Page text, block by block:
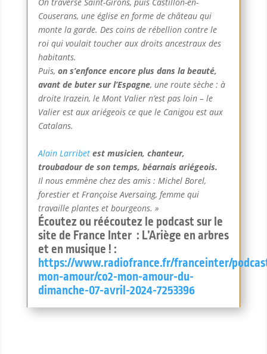
Couserans, une église en forme de château qui
monte la garde. Des coins de rébellion contre le
roi qui voulait toucher aux droits ancestraux des
habitants.
Puis, on s’enfonce encore plus dans la beauté,
avant de buter sur l’Espagne, une route sèche : à
droite Irazein, le Mont Valier n’est pas loin – le
Valier est aux ariégeois ce que le Canigou est aux
Catalans.
Alain Larribet est musicien, chanteur,
troubadour de son temps, béarnais ariégeois.
Il nous emmène chez des amis : Michel Borel,
forestier et Françoise Aversaing, femme qui
travaille plantes et bourgeons. »
Écoutez ou réécoutez le podcast sur le
site de France Inter : L’Ariège en arbres
et en musique ! :
https://www.radiofrance.fr/franceinter/
mon-amour/co2-mon-amour-du-
dimanche-07-avril-2024-7253396